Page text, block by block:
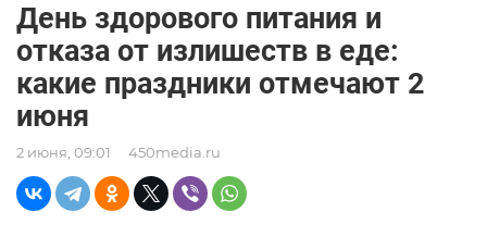
День здорового питания и
отказа от излишеств в еде:
какие праздники отмечают 2
июня
2 июня, 09:01 450media.ru